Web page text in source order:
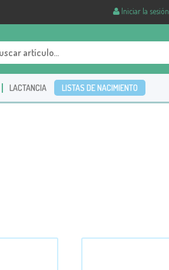
Iniciar la sesión
LACTANCIA LISTAS DE NACIMIENTO